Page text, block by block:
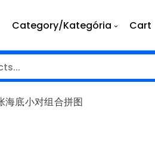
Category/Kategória Cart
底小对组合拼图